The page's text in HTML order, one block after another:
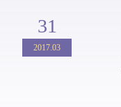
31
2017.03